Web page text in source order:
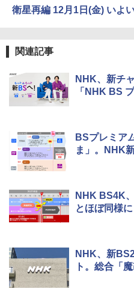
衛星再編 12月1日(金) いよ
関連記事
NHK、新チ
「NHK BS
BSプレミア
ま」。NHK
NHK BS4K
とほぼ同様に
NHK、新
ト。総合「